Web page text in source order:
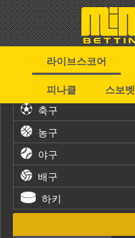
라이브스코어
피나클
스보벳
축구
농구
야구
배구
하키